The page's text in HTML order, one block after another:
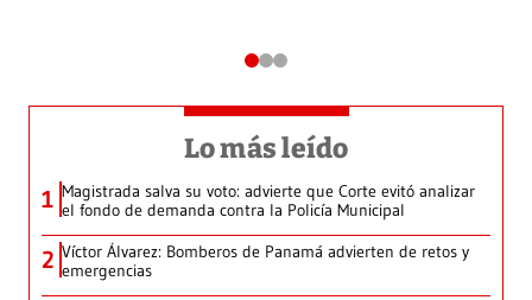
Lo más leído
1 Magistrada salva su voto: advierte que Corte evitó analizar
el fondo de demanda contra la Policía Municipal
2 Víctor Álvarez: Bomberos de Panamá advierten de retos y
emergencias